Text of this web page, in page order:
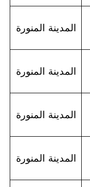
المدينة المنورة
المدينة المنورة
المدينة المنورة
المدينة المنورة